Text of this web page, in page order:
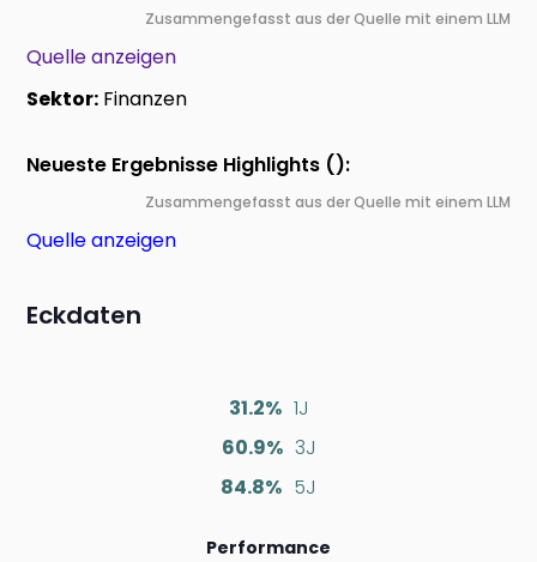
Zusammengefasst aus der Quelle mit einem LLM
Quelle anzeigen
Sektor: Finanzen
Neueste Ergebnisse Highlights ():
Zusammengefasst aus der Quelle mit einem LLM
Quelle anzeigen
Eckdaten
31.2% 1J
60.9% 3J
84.8% 5J
Performance